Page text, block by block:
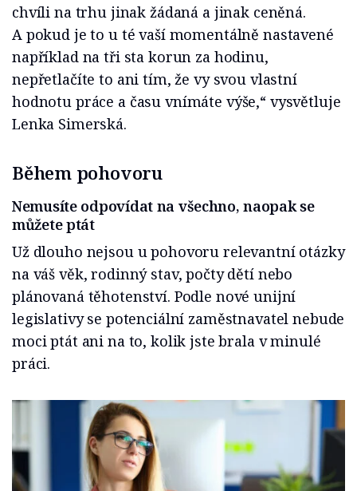
chvíli na trhu jinak žádaná a jinak ceněná.
A pokud je to u té vaší momentálně nastavené
například na tři sta korun za hodinu,
nepřetlačíte to ani tím, že vy svou vlastní
hodnotu práce a času vnímáte výše,“ vysvětluje
Lenka Simerská.
Během pohovoru
Nemusíte odpovídat na všechno, naopak se
můžete ptát
Už dlouho nejsou u pohovoru relevantní otázky
na váš věk, rodinný stav, počty dětí nebo
plánovaná těhotenství. Podle nové unijní
legislativy se potenciální zaměstnavatel nebude
moci ptát ani na to, kolik jste brala v minulé
práci.